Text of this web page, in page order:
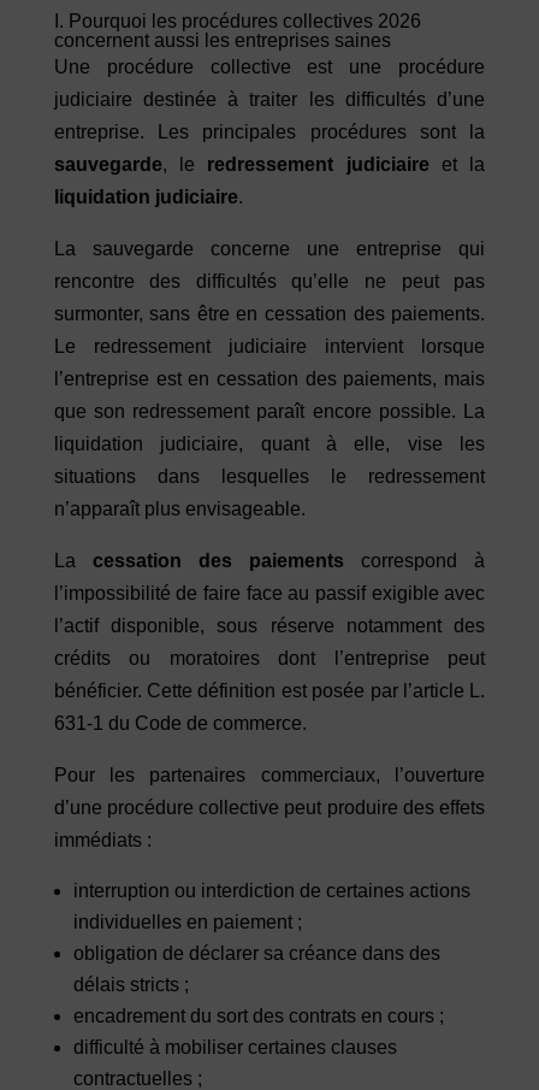
I. Pourquoi les procédures collectives 2026
concernent aussi les entreprises saines
Une procédure collective est une procédure
judiciaire destinée à traiter les difficultés d’une
entreprise. Les principales procédures sont la
sauvegarde, le redressement judiciaire et la
liquidation judiciaire.
La sauvegarde concerne une entreprise qui
rencontre des difficultés qu’elle ne peut pas
surmonter, sans être en cessation des paiements.
Le redressement judiciaire intervient lorsque
l’entreprise est en cessation des paiements, mais
que son redressement paraît encore possible. La
liquidation judiciaire, quant à elle, vise les
situations dans lesquelles le redressement
n’apparaît plus envisageable.
La cessation des paiements correspond à
l’impossibilité de faire face au passif exigible avec
l’actif disponible, sous réserve notamment des
crédits ou moratoires dont l’entreprise peut
bénéficier. Cette définition est posée par l’article L.
631-1 du Code de commerce.
Pour les partenaires commerciaux, l’ouverture
d’une procédure collective peut produire des effets
immédiats :
interruption ou interdiction de certaines actions
individuelles en paiement ;
obligation de déclarer sa créance dans des
délais stricts ;
encadrement du sort des contrats en cours ;
difficulté à mobiliser certaines clauses
contractuelles ;